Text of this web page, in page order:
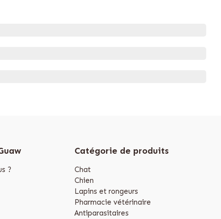
?
Catégorie de produits
Chat
Chien
Lapins et rongeurs
Pharmacie vétérinaire
Antiparasitaires